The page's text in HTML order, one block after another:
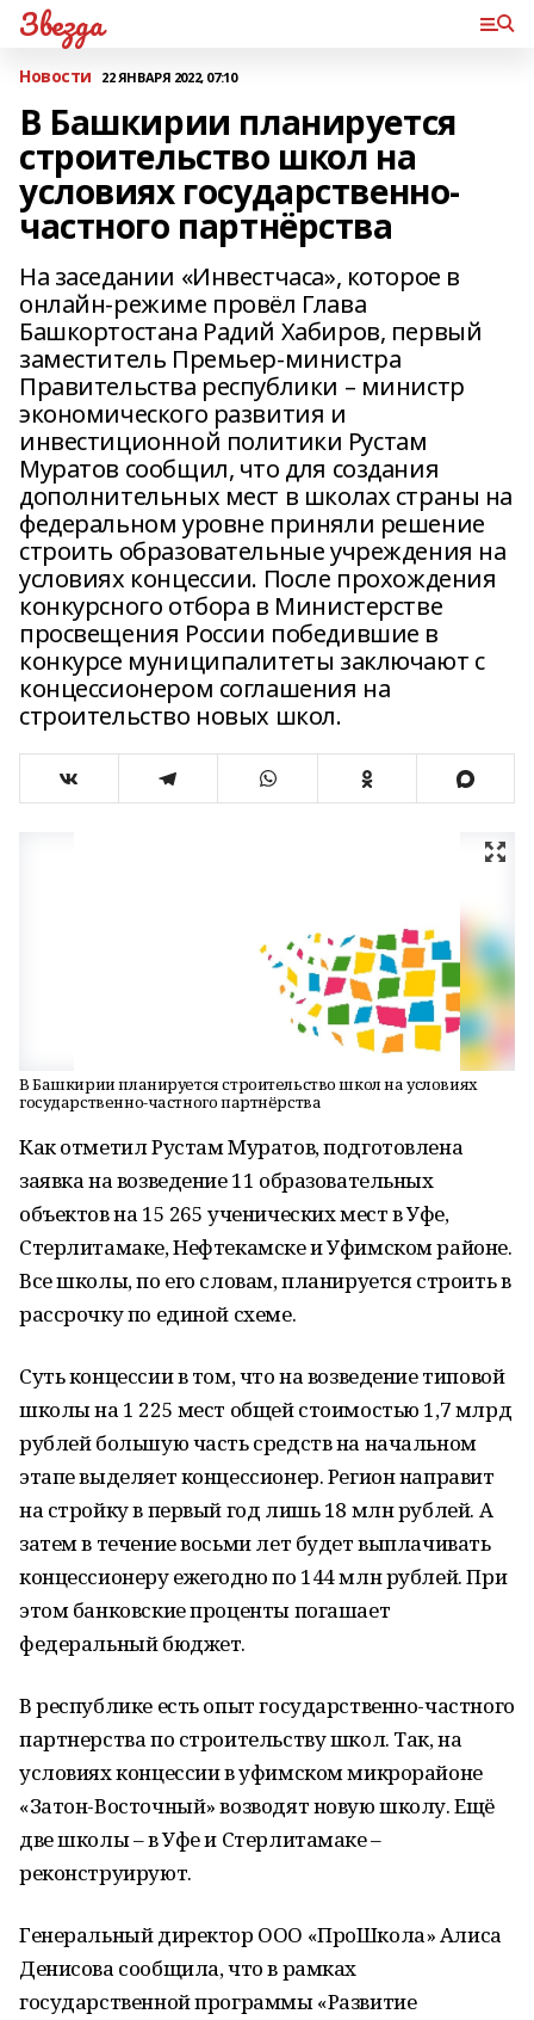
Звезда
Новости 22 ЯНВАРЯ 2022, 07:10
В Башкирии планируется
строительство школ на
условиях государственно-
частного партнёрства
На заседании «Инвестчаса», которое в
онлайн-режиме провёл Глава
Башкортостана Радий Хабиров, первый
заместитель Премьер-министра
Правительства республики – министр
экономического развития и
инвестиционной политики Рустам
Муратов сообщил, что для создания
дополнительных мест в школах страны на
федеральном уровне приняли решение
строить образовательные учреждения на
условиях концессии. После прохождения
конкурсного отбора в Министерстве
просвещения России победившие в
конкурсе муниципалитеты заключают с
концессионером соглашения на
строительство новых школ.
В Башкирии планируется строительство школ на условиях
государственно-частного партнёрства
Как отметил Рустам Муратов, подготовлена
заявка на возведение 11 образовательных
объектов на 15 265 ученических мест в Уфе,
Стерлитамаке, Нефтекамске и Уфимском районе.
Все школы, по его словам, планируется строить в
рассрочку по единой схеме.
Суть концессии в том, что на возведение типовой
школы на 1 225 мест общей стоимостью 1,7 млрд
рублей большую часть средств на начальном
этапе выделяет концессионер. Регион направит
на стройку в первый год лишь 18 млн рублей. А
затем в течение восьми лет будет выплачивать
концессионеру ежегодно по 144 млн рублей. При
этом банковские проценты погашает
федеральный бюджет.
В республике есть опыт государственно-частного
партнерства по строительству школ. Так, на
условиях концессии в уфимском микрорайоне
«Затон-Восточный» возводят новую школу. Ещё
две школы – в Уфе и Стерлитамаке –
реконструируют.
Генеральный директор ООО «ПроШкола» Алиса
Денисова сообщила, что в рамках
государственной программы «Развитие